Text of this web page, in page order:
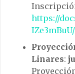
https://
Linares: